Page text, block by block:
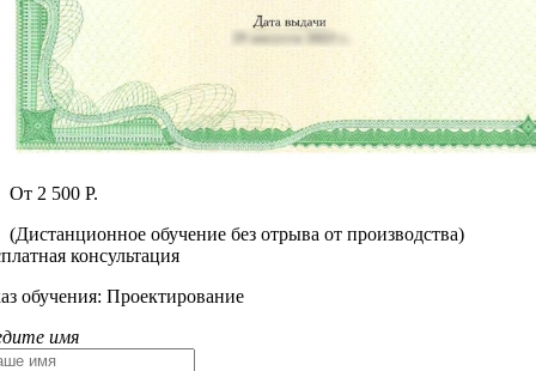
От 2 500 Р.
(Дистанционное обучение без отрыва от производства)
консультация
обучения: Проектирование
имя